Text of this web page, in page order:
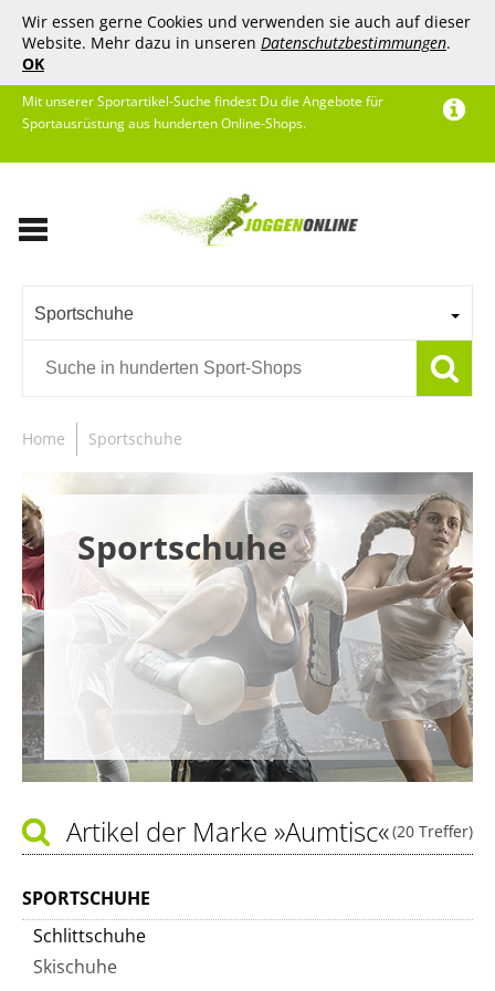
Wir essen gerne Cookies und verwenden sie auch auf dieser
Website. Mehr dazu in unseren Datenschutzbestimmungen.
OK
Mit unserer Sportartikel-Suche findest Du die Angebote für
Sportausrüstung aus hunderten Online-Shops.
Sportschuhe
Home Sportschuhe
Sportschuhe
(20 Treffer)
Artikel der Marke »Aumtisc«
SPORTSCHUHE
Schlittschuhe
Skischuhe